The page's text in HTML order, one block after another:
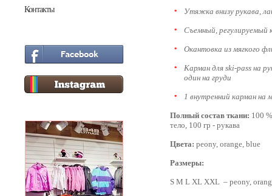
Контакты Утяжка внизу рукава,
Съемный, регулируемый
Окантовка из мягкого
Карман для ski-pass на
один на груди
1 внутренний карман на
Полный состав ткани: 100
тело, 100 гр - рукава
Цвета: peony, orange, blue
Размеры:
S M L XL XXL – peony,